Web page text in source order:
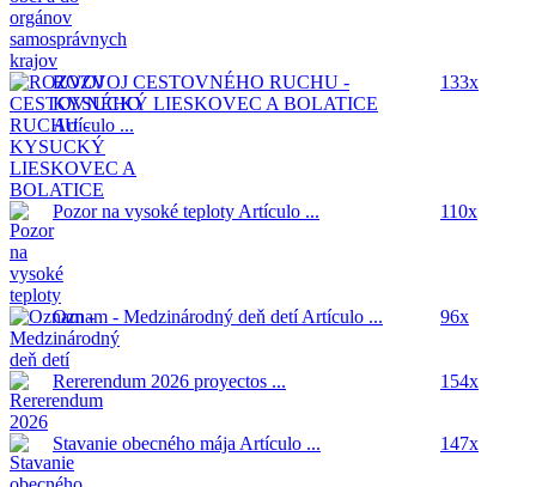
ROZVOJ CESTOVNÉHO RUCHU -
KYSUCKÝ LIESKOVEC A BOLATICE
Artículo ...
133x
Pozor na vysoké teploty Artículo ... 110x
Oznam - Medzinárodný deň detíArtículo ... 96x
Rererendum 2026 proyectos ... 154x
Stavanie obecného mája Artículo ... 147x